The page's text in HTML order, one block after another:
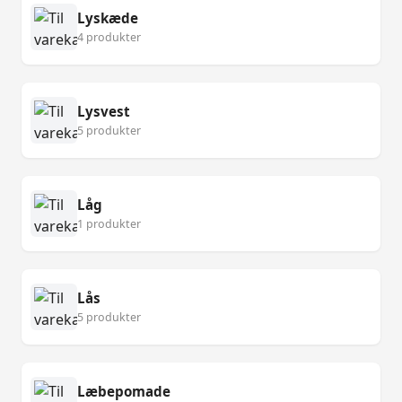
Lyskæde
4 produkter
Lysvest
5 produkter
Låg
1 produkter
Lås
5 produkter
Læbepomade